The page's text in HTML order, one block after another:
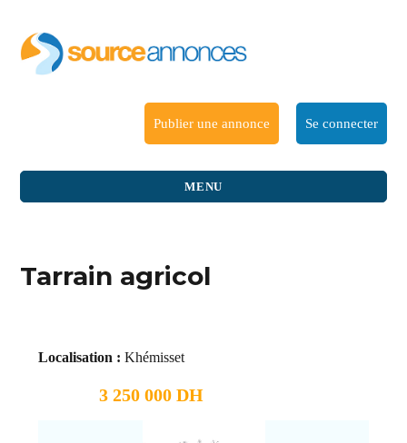
Publier une annonce Se connecter
MENU
Tarrain agricol
Localisation : Khémisset
3 250 000 DH